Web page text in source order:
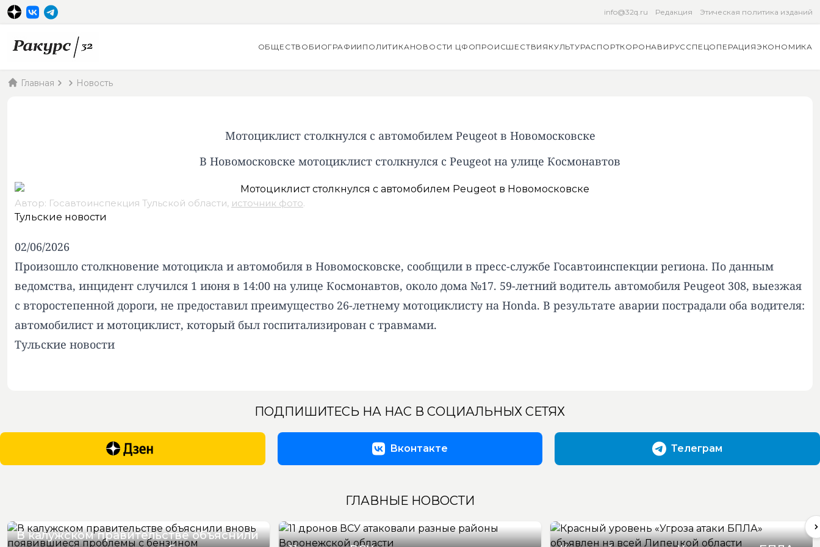
info@32q.ru Редакция Этическая политика изданий
ОБЩЕСТВО БИОГРАФИИ ПОЛИТИКАНОВОСТИ ЦФОПРОИСШЕСТВИЯ КУЛЬТУРАСПОРТКОРОНАВИРУССПЕЦОПЕРАЦИЯЭКОНОМИКА
Главная Новость
Мотоциклист столкнулся с автомобилем Peugeot в Новомосковске
В Новомосковске мотоциклист столкнулся с Peugeot на улице Космонавтов
Автор: Госавтоинспекция Тульской области, источник фото.
Тульские новости
02/06/2026
Произошло столкновение мотоцикла и автомобиля в Новомосковске, сообщили в пресс-службе Госавтоинспекции региона. По данным
ведомства, инцидент случился 1 июня в 14:00 на улице Космонавтов, около дома №17. 59-летний водитель автомобиля Peugeot 308, выезжая
с второстепенной дороги, не предоставил преимущество 26-летнему мотоциклисту на Honda. В результате аварии пострадали оба водителя:
автомобилист и мотоциклист, который был госпитализирован с травмами.
Тульские новости
ПОДПИШИТЕСЬ НА НАС В СОЦИАЛЬНЫХ СЕТЯХ
Вконтакте Телеграм
ГЛАВНЫЕ НОВОСТИ
В калужском правительстве объяснили